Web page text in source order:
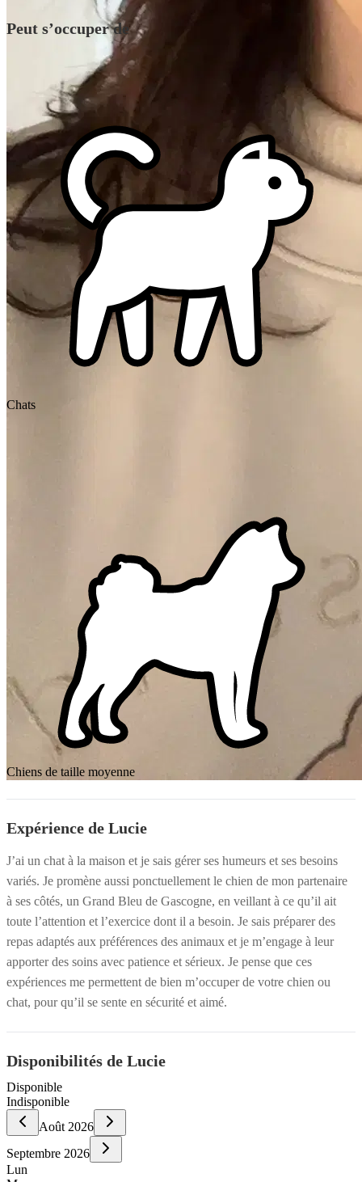
Peut s’occuper de
Chats
Chiens de taille moyenne
Expérience de Lucie
J’ai un chat à la maison et je sais gérer ses humeurs et ses besoins
variés. Je promène aussi ponctuellement le chien de mon partenaire
à ses côtés, un Grand Bleu de Gascogne, en veillant à ce qu’il ait
toute l’attention et l’exercice dont il a besoin. Je sais préparer des
repas adaptés aux préférences des animaux et je m’engage à leur
apporter des soins avec patience et sérieux. Je pense que ces
expériences me permettent de bien m’occuper de votre chien ou
chat, pour qu’il se sente en sécurité et aimé.
Disponibilités de Lucie
Disponible
Indisponible
Août 2026
Septembre 2026
Lun